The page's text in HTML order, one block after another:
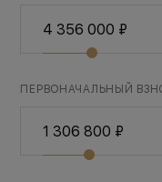
ПЕРВОНАЧАЛЬНЫЙ